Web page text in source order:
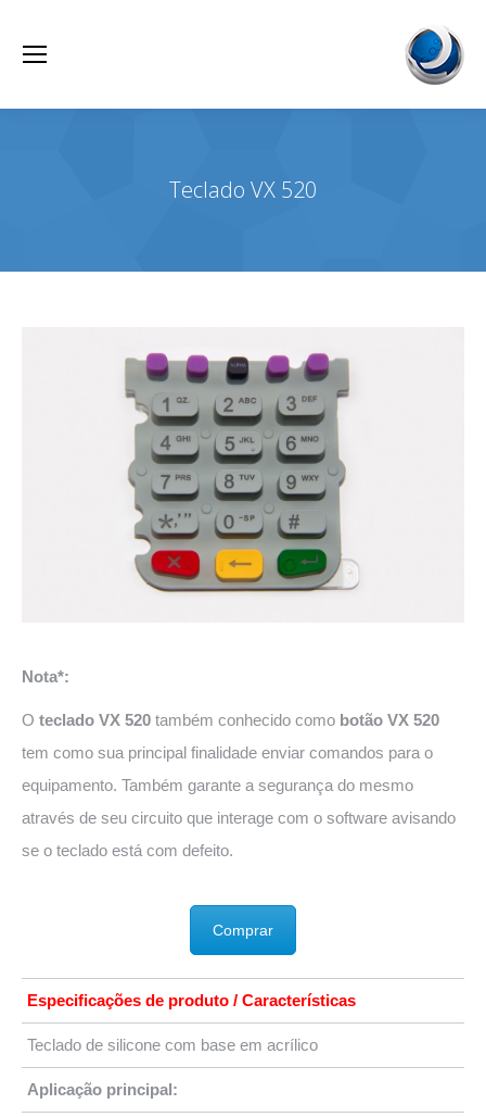
Teclado VX 520
Nota*:
O teclado VX 520 também conhecido como botão VX 520
tem como sua principal finalidade enviar comandos para o
equipamento. Também garante a segurança do mesmo
através de seu circuito que interage com o software avisando
se o teclado está com defeito.
Comprar
Especificações de produto / Características
Teclado de silicone com base em acrílico
Aplicação principal: